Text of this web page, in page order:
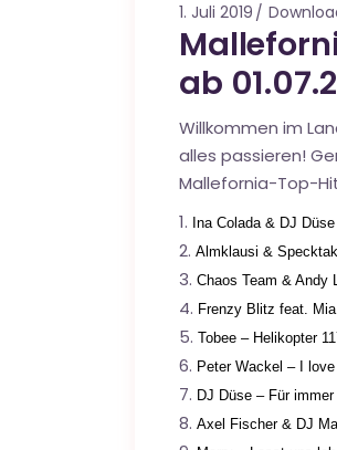
1. Juli 2019
ab
Willkommen im
alles passieren!
Mallefornia-Top-
Ina Colada & DJ
Almklausi &
Chaos Team & Andy
Frenzy Blitz feat.
Tobee – Helikopter
Peter Wackel – I
DJ Düse – Für
Axel Fischer & DJ